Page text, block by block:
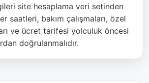
site hesaplama veri setinden
saatleri, bakım çalışmaları, özel
ve ücret tarifesi yolculuk öncesi
doğrulanmalıdır.